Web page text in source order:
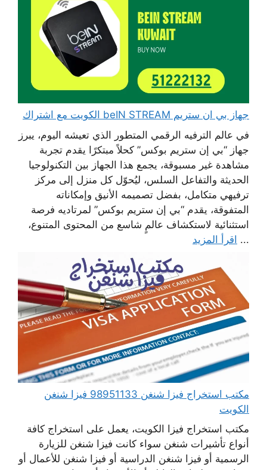
جهاز بي ان ستريم beIN STREAM الكويت مع اشتراك
في عالم الترفيه الرقمي المتطور الذي تعيشه اليوم، يبرز
جهاز “بي إن ستريم بوكس” كحلاً مبتكرًا يقدم تجربة
مشاهدة غير مسبوقة، يجمع هذا الجهاز بين التكنولوجيا
الحديثة والتفاعل السلس، ليُحوّل كل منزل إلى مركز
ترفيهي متكامل، بفضل تصميمه الأنيق وإمكاناته
المتفوقة، يقدم “بي إن ستريم بوكس” لمرتاديه فرصة
استثنائية لاستكشاف عالمٍ شاسع من المحتوى المتنوع،
... اقرأ المزيد
مكتب استخراج فيزا شنغن 98951133 فيزا شنغن
الكويت
مكتب استخراج فيزا الكويت، يعمل على استخراج كافة
أنواع تأشيرات شنغن سواء كانت فيزا شنغن للزيارة
الرسمية أو فيزا شنغن الدراسية أو فيزا شنغن للأعمال أو